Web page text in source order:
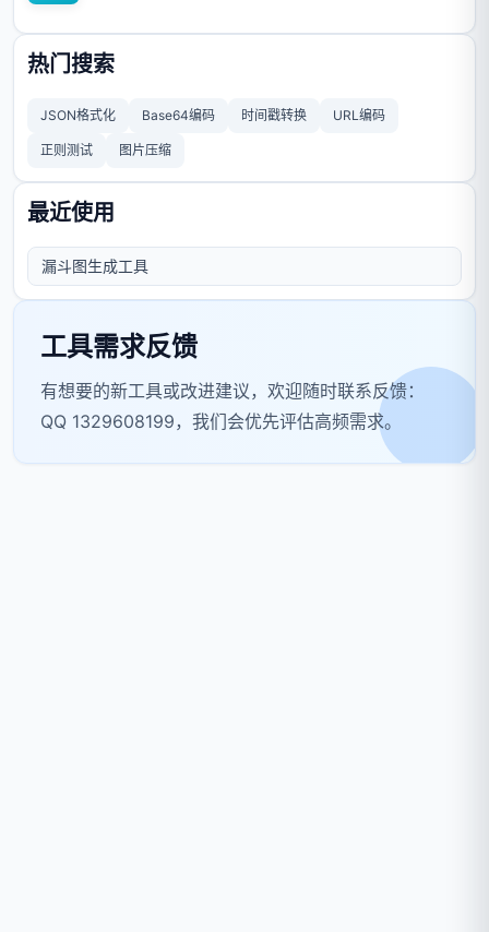
热门搜索
JSON格式化 Base64编码 时间戳转换 URL编码
正则测试 图片压缩
最近使用
漏斗图生成工具
工具需求反馈
有想要的新工具或改进建议，欢迎随时联系反馈：
QQ 1329608199，我们会优先评估高频需求。